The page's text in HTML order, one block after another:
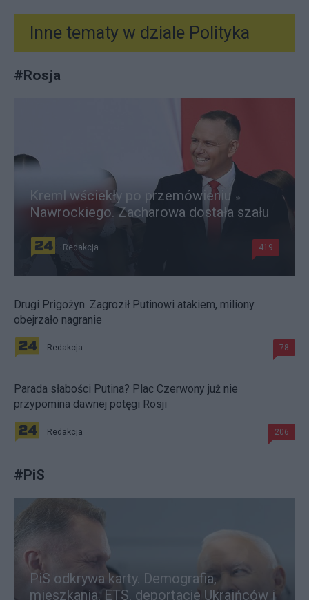
Inne tematy w dziale Polityka
#Rosja
Kreml wściekły po przemówieniu
Nawrockiego. Zacharowa dostała szału
Redakcja 419
Drugi Prigożyn. Zagroził Putinowi atakiem, miliony
obejrzało nagranie
Redakcja 78
Parada słabości Putina? Plac Czerwony już nie
przypomina dawnej potęgi Rosji
Redakcja 206
#PiS
PiS odkrywa karty. Demografia,
mieszkania, ETS, deportacje Ukraińców i